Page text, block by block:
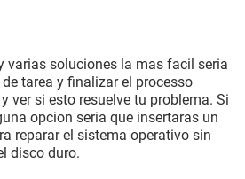
varias soluciones la mas facil seria
tarea y finalizar el processo
ver si esto resuelve tu problema. Si
opcion seria que insertaras un
reparar el sistema operativo sin
disco duro.